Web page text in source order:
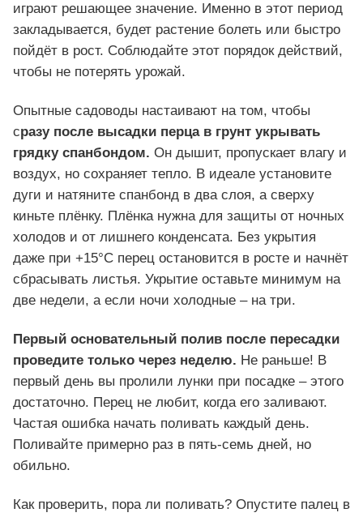
играют решающее значение. Именно в этот период
закладывается, будет растение болеть или быстро
пойдёт в рост. Соблюдайте этот порядок действий,
чтобы не потерять урожай.
Опытные садоводы настаивают на том, чтобы
сразу после высадки перца в грунт укрывать
грядку спанбондом. Он дышит, пропускает влагу и
воздух, но сохраняет тепло. В идеале установите
дуги и натяните спанбонд в два слоя, а сверху
киньте плёнку. Плёнка нужна для защиты от ночных
холодов и от лишнего конденсата. Без укрытия
даже при +15°С перец остановится в росте и начнёт
сбрасывать листья. Укрытие оставьте минимум на
две недели, а если ночи холодные – на три.
Первый основательный полив после пересадки
проведите только через неделю. Не раньше! В
первый день вы пролили лунки при посадке – этого
достаточно. Перец не любит, когда его заливают.
Частая ошибка начать поливать каждый день.
Поливайте примерно раз в пять-семь дней, но
обильно.
Как проверить, пора ли поливать? Опустите палец в